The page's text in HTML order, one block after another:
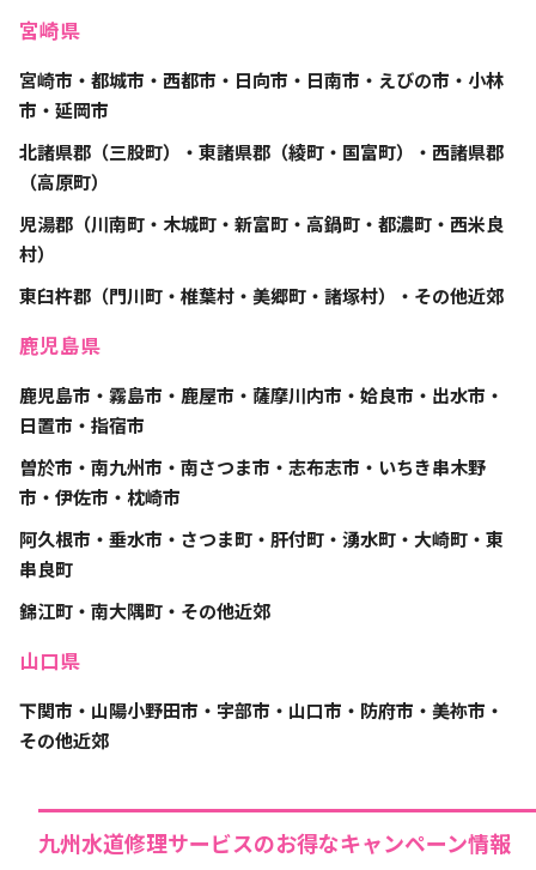
宮崎県
宮崎市・都城市・西都市・日向市・日南市・えびの市・小林
市・延岡市
北諸県郡（三股町）・東諸県郡（綾町・国富町）・西諸県郡
（高原町）
児湯郡（川南町・木城町・新富町・高鍋町・都濃町・西米良
村）
東臼杵郡（門川町・椎葉村・美郷町・諸塚村）・その他近郊
鹿児島県
鹿児島市・霧島市・鹿屋市・薩摩川内市・姶良市・出水市・
日置市・指宿市
曽於市・南九州市・南さつま市・志布志市・いちき串木野
市・伊佐市・枕崎市
阿久根市・垂水市・さつま町・肝付町・湧水町・大崎町・東
串良町
錦江町・南大隅町・その他近郊
山口県
下関市・山陽小野田市・宇部市・山口市・防府市・美祢市・
その他近郊
九州水道修理サービスのお得なキャンペーン情報